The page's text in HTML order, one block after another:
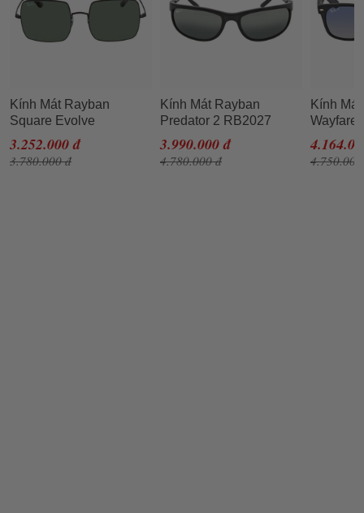
Kính Mát Rayban
Square Evolve
Sunglasses RB1971
914831 54 Màu Xanh
Đen
3.252.000 đ
3.780.000 đ
Kính Mát Rayban
Predator 2 RB2027
601/W1 62-19 Màu Đen
3.990.000 đ
4.780.000 đ
Kính
Màu Đen